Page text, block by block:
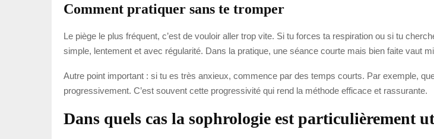
Comment pratiquer sans te tromper
Le piège le plus fréquent, c’est de vouloir aller trop vite. Si tu forces ta respiration ou si tu
simple, lentement et avec régularité. Dans la pratique, une séance courte mais bien faite vaut
Autre point important : si tu es très anxieux, commence par des temps courts. Par exemple,
progressivement. C’est souvent cette progressivité qui rend la méthode efficace et rassurante.
Dans quels cas la sophrologie est particulièrement